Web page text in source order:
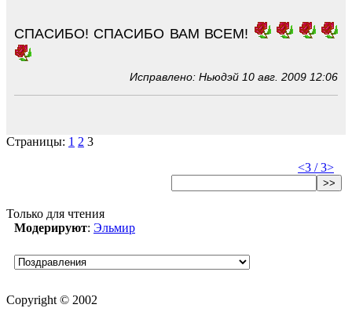
СПАСИБО! СПАСИБО ВАМ ВСЕМ!
Исправлено: Ньюдэй 10 авг. 2009 12:06
Страницы: 1 2 3
<3 / 3>
>>
Только для чтения
Модерируют: Эльмир
Copyright © 2002